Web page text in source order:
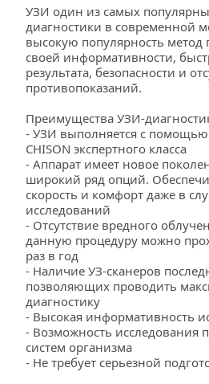
УЗИ один из самых
диагностики в современной
высокую популярность метод
своей информативности,
результата, безопасности и
противопоказаний.
Преимущества УЗИ-
- УЗИ выполняется с
CHISON экспертного класса
- Аппарат имеет новое
широкий ряд опций.
скорость и комфорт даже в
исследований
- Отсутствие вредного
данную процедуру можно
раз в год
- Наличие УЗ-сканеров
позволяющих проводить
диагностику
- Высокая информативность
- Возможность исследования
систем организма
- Не требует серьезной